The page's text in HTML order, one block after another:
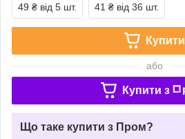
49 ₴ від 5 шт. 41 ₴ від 36 шт.
Купити
або
Купити з
Що таке купити з Пром?